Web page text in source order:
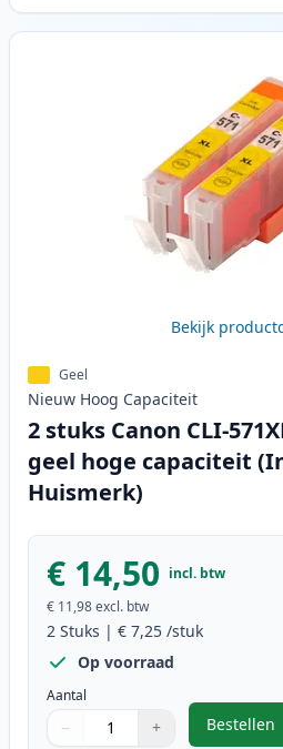
Bekijk
Geel
Nieuw Hoog Capaciteit
2 stuks Canon CLI-
geel hoge capaciteit
Huismerk)
€ 14,50 incl. btw
€ 11,98excl. btw
2 Stuks | € 7,25 /stuk
Op voorraad
Aantal
Gebruik de knoppen om aan te
− +
1
Bestellen
,2